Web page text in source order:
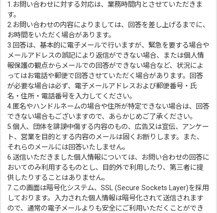
1.お問い合わせに対する対応は、業務時間内とさせていただきま
す。
2.お問い合わせの内容によりましては、回答を差し上げるまでに、
お時間をいただく場合があります。
3.回答は、基本的に電子メールで行いますが、緊急を要する場合や
メールアドレスの誤記により返信ができない場合、または個人情
報保護の観点からメールでの回答ができない場合など、状況によ
ってはお電話や郵便で回答させていただく場合があります。回答
が必要な場合は必ず、電子メールアドレスおよび郵便番号・氏
名・住所・電話番号を入力してください。
4.匿名やハンドルネームの場合や住所が特定できない場合は、回答
できない場合もございますので、あらかじめご了承ください。
5.個人、団体を誹謗中傷する内容のもの、広告又は宣伝、アンケー
ト、営業を目的とする内容のメールは固くお断りします。また、
それらのメールには回答いたしません。
6.送信いただきました個人情報については、お問い合わせの回答に
おいてのみ利用するものとし、目的外で利用したり、第三者に提
供したりすることはありません。
7.この画面は暗号化システム、SSL (Secure Sockets Layer)を採用
しております。入力された個人情報は暗号化されて送信されます
ので、通常の電子メールよりも安全にご利用いただくことができ